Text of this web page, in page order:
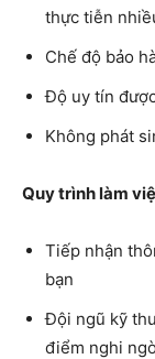
thực tiễn
Chế độ bảo
Độ uy tín
Không phát
Quy trình làm
Tiếp nhận
bạn
Đội ngũ kỹ
điểm nghi